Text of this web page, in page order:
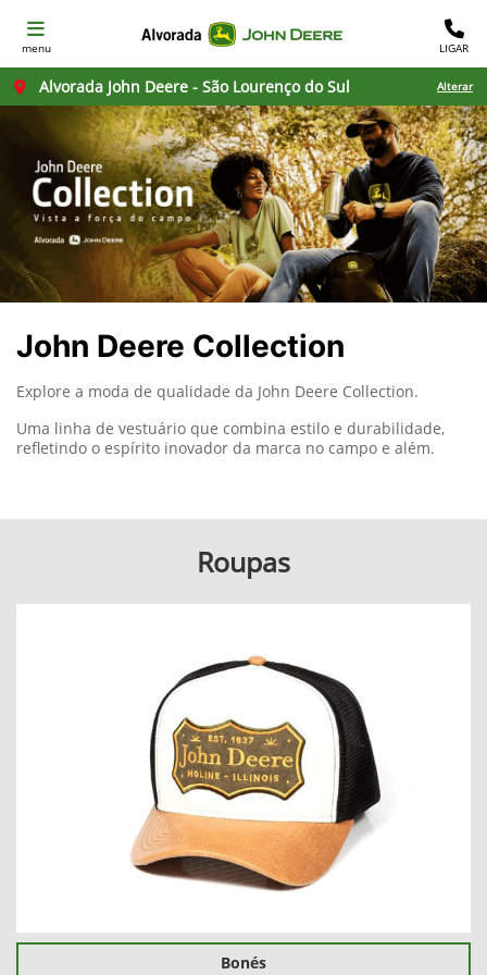
menu LIGAR
Alvorada John Deere - São Lourenço do Sul Alterar
John Deere Collection
Explore a moda de qualidade da John Deere Collection.
Uma linha de vestuário que combina estilo e durabilidade,
refletindo o espírito inovador da marca no campo e além.
Roupas
Bonés